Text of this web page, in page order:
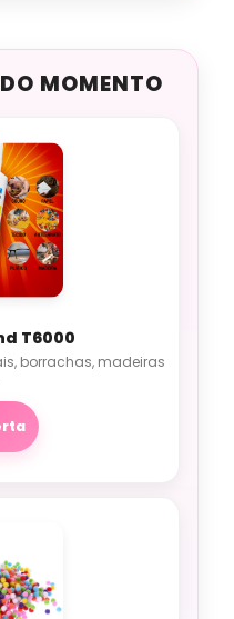
MOMENTO
T6000
borrachas, madeiras